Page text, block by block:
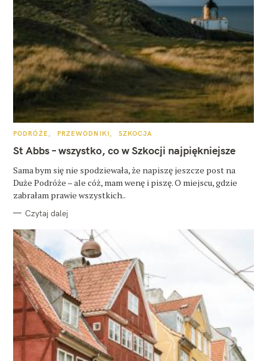
K
T
E
O
R
I
PODRÓŻE PRZEWODNIKI SZKOCJA
St Abbs – wszystko, co w Szkocji najpiękniejsze
Sama bym się nie spodziewała, że napiszę jeszcze post na
Duże Podróże – ale cóż, mam wenę i piszę. O miejscu, gdzie
zabrałam prawie wszystkich..
Czytaj dalej